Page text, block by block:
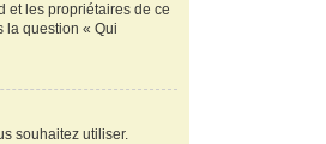
et les propriétaires de ce
la question « Qui
souhaitez utiliser.